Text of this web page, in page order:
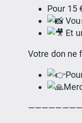
Pour 15
Et
Votre don ne